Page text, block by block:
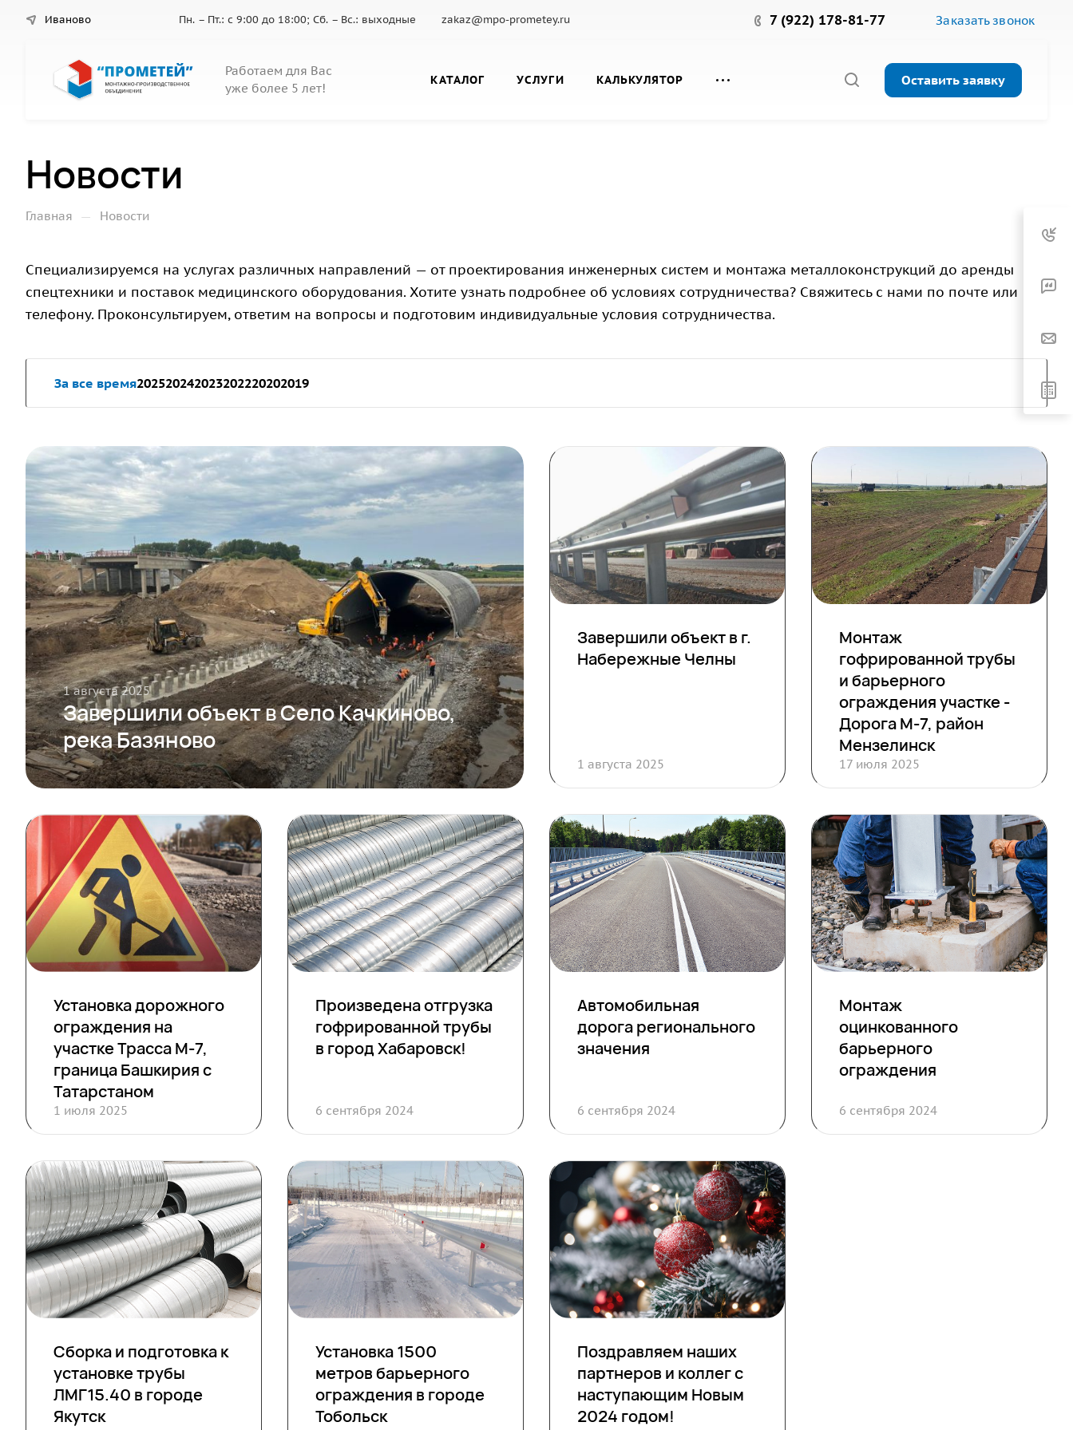
Иваново Пн. – Пт.: с 9:00 до 18:00; Сб. – Вс.: выходные zakaz@mpo-prometey.ru 7 (922) 178-81-77 Заказать звонок
Работаем для Вас
уже более 5 лет!
КАТАЛОГ УСЛУГИ КАЛЬКУЛЯТОР Оставить заявку
Новости
Главная — Новости
Специализируемся на услугах различных направлений — от проектирования инженерных систем и монтажа металлоконструкций до аренды
спецтехники и поставок медицинского оборудования. Хотите узнать подробнее об условиях сотрудничества? Свяжитесь с нами по почте или
телефону. Проконсультируем, ответим на вопросы и подготовим индивидуальные условия сотрудничества.
За все время202520242023202220202019
Завершили объект в Село Качкиново,
река Базяново
1 августа 2025
Завершили объект в г.
Набережные Челны
1 августа 2025
Монтаж
гофрированной трубы
и барьерного
ограждения участке -
Дорога М-7, район
Мензелинск
17 июля 2025
Установка дорожного
ограждения на
участке Трасса М-7,
граница Башкирия с
Татарстаном
1 июля 2025
Произведена отгрузка
гофрированной трубы
в город Хабаровск!
6 сентября 2024
Автомобильная
дорога регионального
значения
6 сентября 2024
Монтаж
оцинкованного
барьерного
ограждения
6 сентября 2024
Сборка и подготовка к
установке трубы
ЛМГ15.40 в городе
Якутск
Установка 1500
метров барьерного
ограждения в городе
Тобольск
Поздравляем наших
партнеров и коллег с
наступающим Новым
2024 годом!